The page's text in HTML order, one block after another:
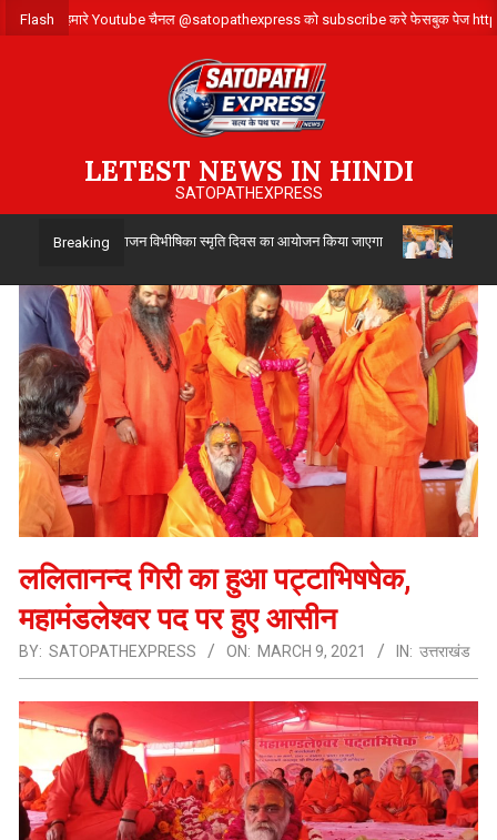
Skip
to
Flash
करे ,हमारे Youtube चैनल @satopathexpress को subscribe करे फेसबुक पेज
LETEST NEWS IN HINDI
SATOPATHEXPRESS
Breaking
14 अगस्त को विभाजन विभीषिका स्मृति दिवस का आयोजन किया जाएगा उत्तर प्रदेश
ललितानन्द गिरी का हुआ पट्टाभिषषेक,
महामंडलेश्वर पद पर हुए आसीन
BY: SATOPATHEXPRESS ON: MARCH 9, 2021 IN: उत्तराखंड